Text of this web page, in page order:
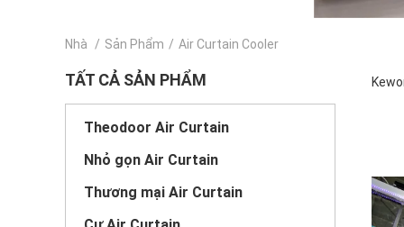
Nhà / Sản Phẩm / Air Curtain Cooler
TẤT CẢ SẢN PHẨM
Theodoor Air Curtain
Nhỏ gọn Air Curtain
Thương mại Air Curtain